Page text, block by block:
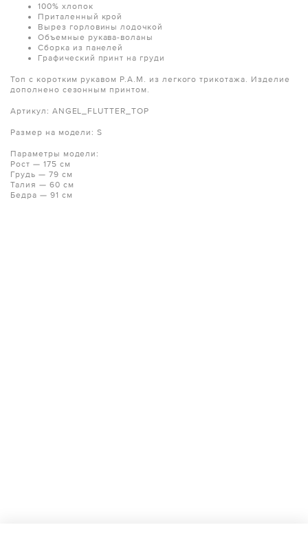
100% хлопок
Приталенный крой
Вырез горловины лодочкой
Объемные рукава-воланы
Сборка из панелей
Графический принт на груди
Топ с коротким рукавом P.A.M. из легкого трикотажа. Изделие
дополнено сезонным принтом.
Артикул: ANGEL_FLUTTER_TOP
Размер на модели: S
Параметры модели:
Рост — 175 см
Грудь — 79 см
Талия — 60 см
Бедра — 91 см